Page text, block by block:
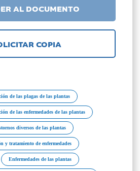
AL DOCUMENTO
COPIA
de las plagas de las plantas
de las enfermedades de las plantas
diversos de las plantas
y tratamiento de enfermedades
Enfermedades de las plantas